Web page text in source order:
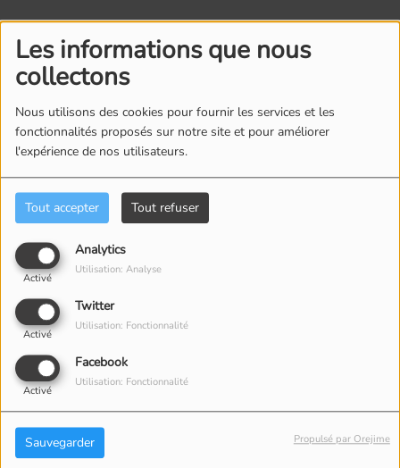
Les informations que nous
collectons
Nous utilisons des cookies pour fournir les services et les
fonctionnalités proposés sur notre site et pour améliorer
l'expérience de nos utilisateurs.
Tout accepter Tout refuser
Analytics
Activé
Utilisation: Analyse
Twitter
Activé
Utilisation: Fonctionnalité
Facebook
Activé
Utilisation: Fonctionnalité
Sauvegarder Propulsé par Orejime
Commentaires(0)
SE CONNECTER
ÉQUIPE